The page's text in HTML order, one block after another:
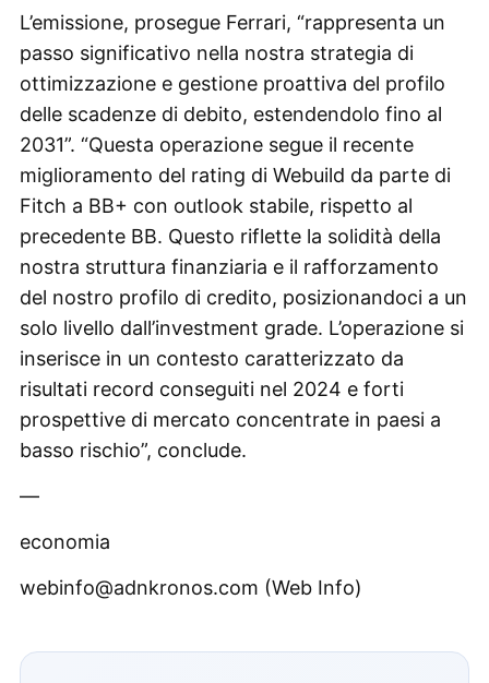
L’emissione, prosegue Ferrari, “rappresenta un
passo significativo nella nostra strategia di
ottimizzazione e gestione proattiva del profilo
delle scadenze di debito, estendendolo fino al
2031”. “Questa operazione segue il recente
miglioramento del rating di Webuild da parte di
Fitch a BB+ con outlook stabile, rispetto al
precedente BB. Questo riflette la solidità della
nostra struttura finanziaria e il rafforzamento
del nostro profilo di credito, posizionandoci a un
solo livello dall’investment grade. L’operazione si
inserisce in un contesto caratterizzato da
risultati record conseguiti nel 2024 e forti
prospettive di mercato concentrate in paesi a
basso rischio”, conclude.
—
economia
webinfo@adnkronos.com (Web Info)